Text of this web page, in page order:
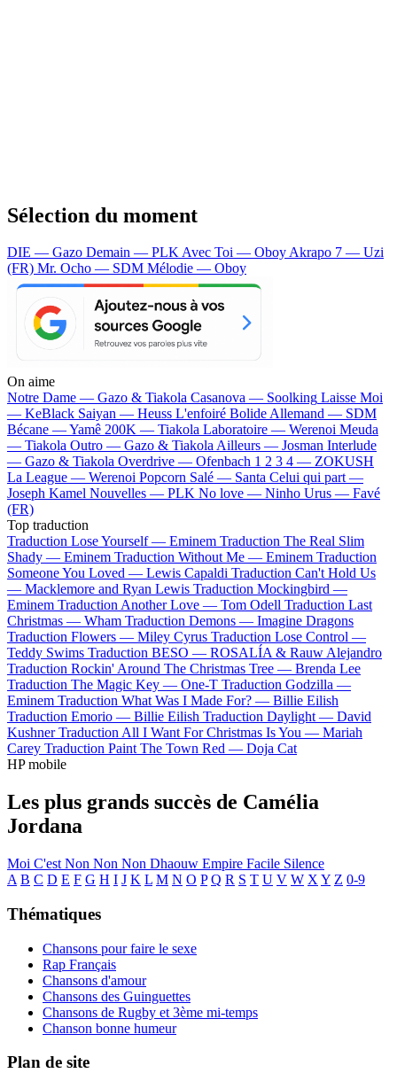
Sélection du moment
DIE — Gazo Demain — PLKAvec Toi — OboyAkrapo 7 — Uzi
(FR) Mr. Ocho — SDM Mélodie — Oboy
On aime
Notre Dame — Gazo & Tiakola Casanova — Soolking Laisse Moi
— KeBlack Saiyan — Heuss L'enfoiré Bolide Allemand — SDM
Bécane —Yamê 200K — Tiakola Laboratoire — Werenoi Meuda
— Tiakola Outro — Gazo & TiakolaAilleurs — Josman Interlude
— Gazo & Tiakola Overdrive — Ofenbach 1 2 3 4 — ZOKUSH
La League — Werenoi Popcorn Salé — Santa Celui qui part —
Joseph Kamel Nouvelles — PLK No love — Ninho Urus — Favé
(FR)
Top traduction
Traduction Lose Yourself — Eminem Traduction The Real Slim
Shady — Eminem Traduction Without Me — Eminem Traduction
Someone You Loved — Lewis Capaldi Traduction Can't Hold Us
— Macklemore and Ryan Lewis Traduction Mockingbird —
Eminem Traduction Another Love — Tom Odell Traduction Last
Christmas — Wham Traduction Demons — Imagine Dragons
Traduction Flowers — Miley Cyrus Traduction Lose Control —
Teddy Swims Traduction BESO — ROSALÍA & Rauw Alejandro
Traduction Rockin' Around The Christmas Tree — Brenda Lee
Traduction The Magic Key — One-T Traduction Godzilla —
Eminem Traduction What Was I Made For? — Billie Eilish
Traduction Emorio — Billie Eilish Traduction Daylight — David
Kushner Traduction All I Want For Christmas Is You — Mariah
Carey Traduction Paint The Town Red — Doja Cat
HP mobile
Les plus grands succès de Camélia
Jordana
Moi C'est Non Non Non Dhaouw Empire Facile Silence
A B C D E F G H I J K L M N O P Q R S T U V W X Y Z 0-9
Thématiques
Chansons pour faire le sexe
Rap Français
Chansons d'amour
Chansons des Guinguettes
Chansons de Rugby et 3ème mi-temps
Chanson bonne humeur
Plan de site